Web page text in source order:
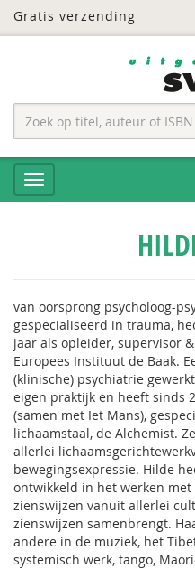
Gratis verzending
van oorsprong psycholoog-
gespecialiseerd in trauma,
jaar als opleider, supervisor
Europees Instituut de Baak.
(klinische) psychiatrie
eigen praktijk en heeft sinds
(samen met Iet Mans),
lichaamstaal, de Alchemist.
allerlei
bewegingsexpressie. Hilde
ontwikkeld in het werken
zienswijzen vanuit allerlei
zienswijzen samenbrengt.
andere in de muziek, het
systemisch werk, tango,